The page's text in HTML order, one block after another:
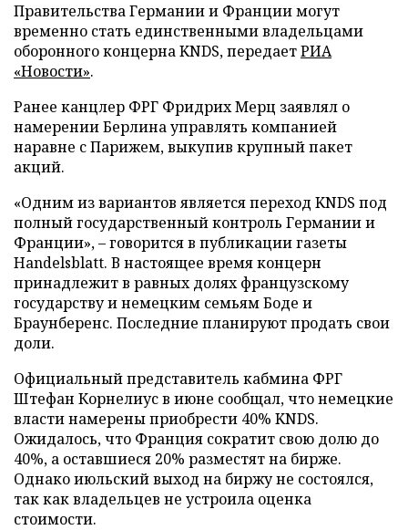
Правительства Германии и Франции могут
временно стать единственными владельцами
оборонного концерна KNDS, передаетРИА
«Новости».
Ранее канцлер ФРГ Фридрих Мерц заявлял о
намерении Берлина управлять компанией
наравне с Парижем, выкупив крупный пакет
акций.
«Одним из вариантов является переход KNDS под
полный государственный контроль Германии и
Франции», – говорится в публикации газеты
Handelsblatt. В настоящее время концерн
принадлежит в равных долях французскому
государству и немецким семьям Боде и
Браунберенс. Последние планируют продать свои
доли.
Официальный представитель кабмина ФРГ
Штефан Корнелиус в июне сообщал, что немецкие
власти намерены приобрести 40% KNDS.
Ожидалось, что Франция сократит свою долю до
40%, а оставшиеся 20% разместят на бирже.
Однако июльский выход на биржу не состоялся,
так как владельцев не устроила оценка
стоимости.